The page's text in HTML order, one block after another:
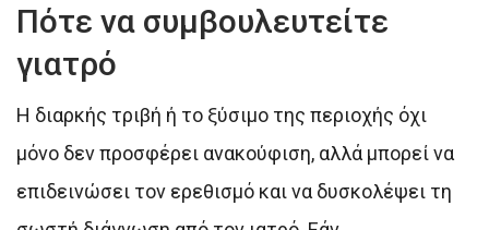
Πότε να συμβουλευτείτε
γιατρό
Η διαρκής τριβή ή το ξύσιμο της περιοχής όχι
μόνο δεν προσφέρει ανακούφιση, αλλά μπορεί να
επιδεινώσει τον ερεθισμό και να δυσκολέψει τη